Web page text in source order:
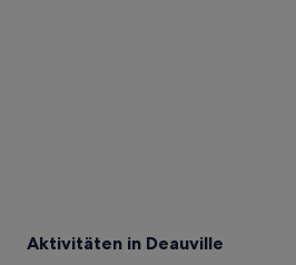
Aktivitäten in Deauville